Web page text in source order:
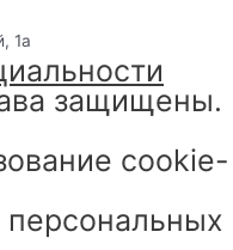
1а
защищены.
cookie-
персональных